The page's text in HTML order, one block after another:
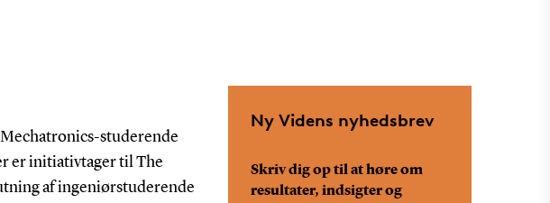
studerende
er initiativtager til The
af ingeniørstuderende
Ny Videns nyhedsbrev
Skriv dig op til at høre om
resultater, indsigter og